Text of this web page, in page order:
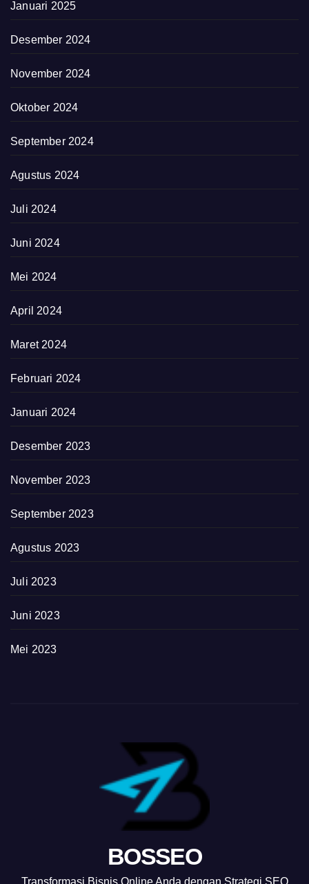
Januari 2025
Desember 2024
November 2024
Oktober 2024
September 2024
Agustus 2024
Juli 2024
Juni 2024
Mei 2024
April 2024
Maret 2024
Februari 2024
Januari 2024
Desember 2023
November 2023
September 2023
Agustus 2023
Juli 2023
Juni 2023
Mei 2023
BOSSEO
Transformasi Bisnis Online Anda dengan Strategi SEO